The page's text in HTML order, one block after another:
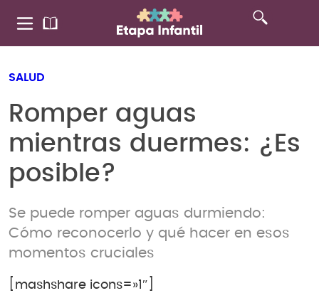
SALUD
Romper aguas
mientras duermes: ¿Es
posible?
Se puede romper aguas durmiendo:
Cómo reconocerlo y qué hacer en esos
momentos cruciales
[mashshare icons=»1″]